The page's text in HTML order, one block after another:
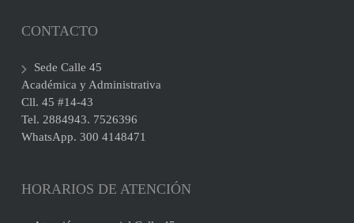
CONTACTO
Sede Calle 45
Académica y Administrativa
Cll. 45 #14-43
Tel. 2884943. 7526396
WhatsApp. 300 4148471
HORARIOS DE ATENCIÓN